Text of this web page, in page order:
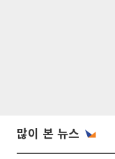
많이 본 뉴스